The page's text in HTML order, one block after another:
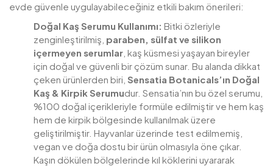
evde güvenle uygulayabileceğiniz etkili bakım önerileri:
Doğal Kaş Serumu Kullanımı: Bitki özleriyle
zenginleştirilmiş, paraben, sülfat ve silikon
içermeyen serumlar , kaş küsmesi yaşayan bireyler
için doğal ve güvenli bir çözüm sunar. Bu alanda dikkat
çeken ürünlerden biri, Sensatia Botanicals’ın Doğal
Kaş & Kirpik Serumudur. Sensatia’nın bu özel serumu,
%100 doğal içerikleriyle formüle edilmiştir ve hem kaş
hem de kirpik bölgesinde kullanılmak üzere
geliştirilmiştir. Hayvanlar üzerinde test edilmemiş,
vegan ve doğa dostu bir ürün olmasıyla öne çıkar.
Kaşın dökülen bölgelerinde kıl köklerini uyararak